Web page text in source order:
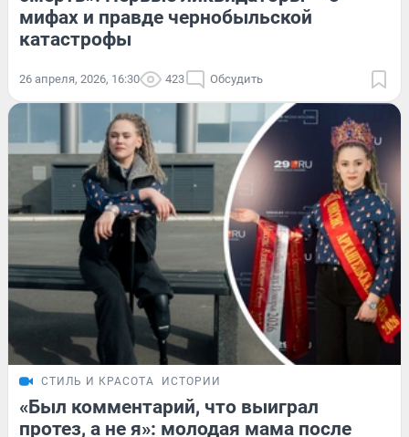
мифах и правде чернобыльской
катастрофы
26 апреля, 2026, 16:30 423 Обсудить
СТИЛЬ И КРАСОТА ИСТОРИИ
«Был комментарий, что выиграл
протез, а не я»: молодая мама после